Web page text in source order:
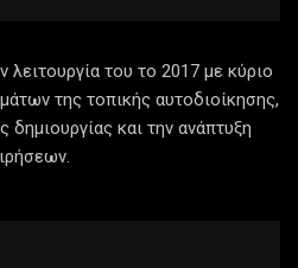
λειτουργία του το 2017 με κύριο
της τοπικής αυτοδιοίκησης,
δημιουργίας και την ανάπτυξη